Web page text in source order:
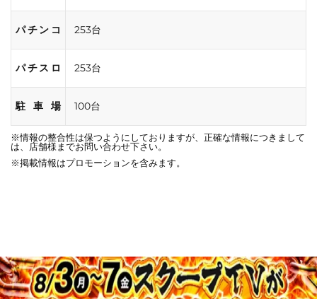
パチンコ 253台
パチスロ 253台
駐車場 100台
※情報の整合性は保つようにしておりますが、正確な情報につきまして
は、店舗様までお問い合わせ下さい。
※掲載情報はプロモーションを含みます。